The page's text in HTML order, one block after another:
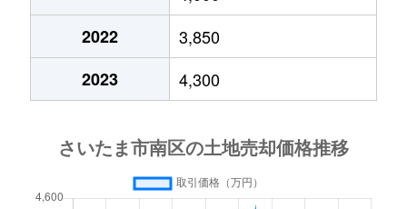
大字広ヶ谷戸
28,000万円
大字広ヶ谷戸
4,300万円
文蔵
11,000万円 南浦和
徒歩14
12,000万円
2022
3,850
2023
4,300